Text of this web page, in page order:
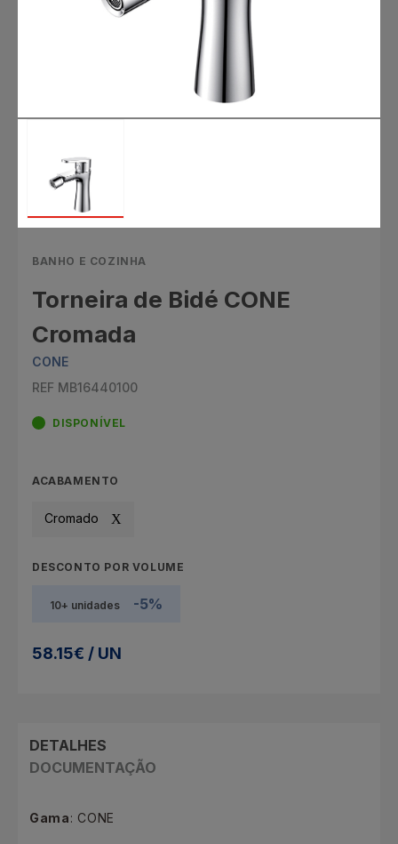
BANHO E COZINHA
Torneira de Bidé CONE
Cromada
CONE
REF MB16440100
DISPONÍVEL
ACABAMENTO
Cromado
DESCONTO POR VOLUME
10+ unidades -5%
58.15€ / UN
DETALHES
DOCUMENTAÇÃO
Gama: CONE